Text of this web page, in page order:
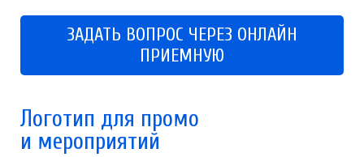
ЗАДАТЬ ВОПРОС ЧЕРЕЗ ОНЛАЙН
ПРИЕМНУЮ
Логотип для промо
и мероприятий